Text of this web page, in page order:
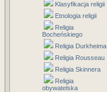
Klasyfikacja religii
Etnologia religii
Religia
Bocheńskiego
Religia Durkheima
Religia Rousseau
Religia Skinnera
Religia
obywatelska